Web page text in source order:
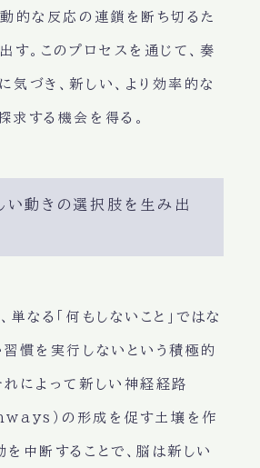
動的な反応の連鎖を断ち切るた
す。このプロセスを通じて、奏
気づき、新しい、より効率的な
求する機会を得る。
動きの選択肢を生み出
単なる「何もしないこと」ではな
習慣を実行しないという積極的
れによって新しい神経経路
）の形成を促す土壌を作
を中断することで、脳は新しい